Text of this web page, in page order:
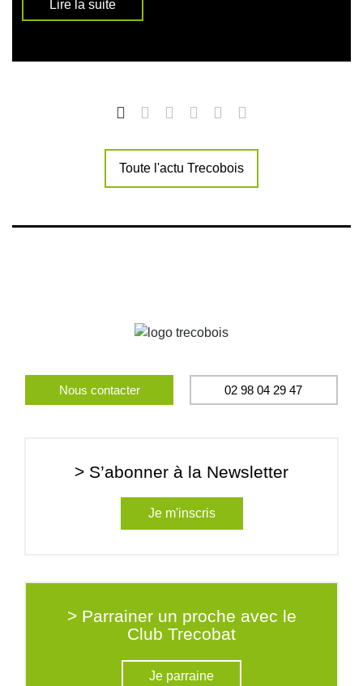
Lire la suite
Toute l'actu Trecobois
Nous contacter 02 98 04 29 47
> S’abonner à la Newsletter
Je m'inscris
> Parrainer un proche avec le
Club Trecobat
Je parraine